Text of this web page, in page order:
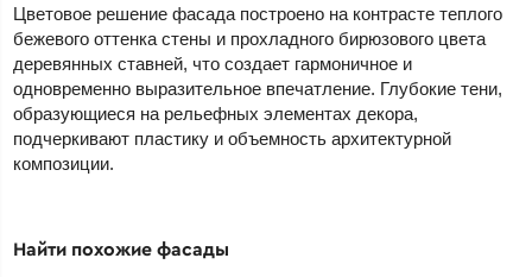
Цветовое решение фасада построено на контрасте теплого
бежевого оттенка стены и прохладного бирюзового цвета
деревянных ставней, что создает гармоничное и
одновременно выразительное впечатление. Глубокие тени,
образующиеся на рельефных элементах декора,
подчеркивают пластику и объемность архитектурной
композиции.
Найти похожие фасады